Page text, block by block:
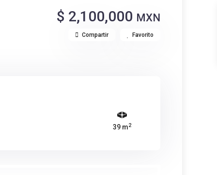
$ 2,100,000 MXN
Compartir Favorito
39 m2